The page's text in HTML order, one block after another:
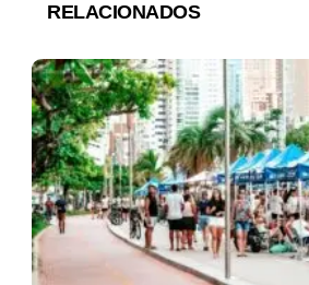
RELACIONADOS